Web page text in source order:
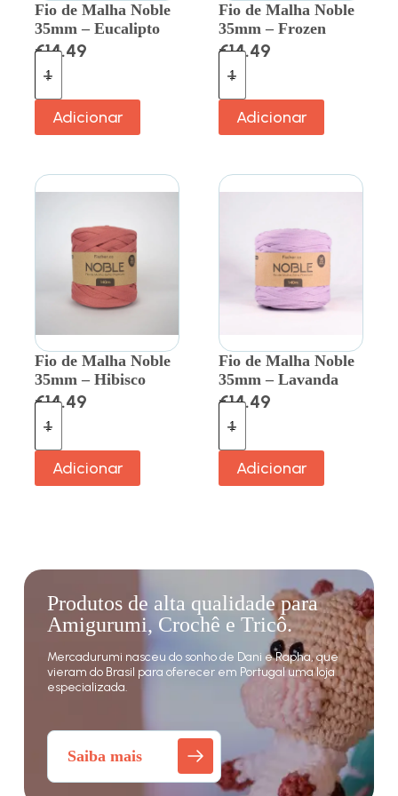
Fio de Malha Noble
35mm – Eucalipto
€14.49
Adicionar
Fio de Malha Noble
35mm – Frozen
€14.49
Adicionar
Fio de Malha Noble
35mm – Hibisco
€14.49
Adicionar
Fio de Malha Noble
35mm – Lavanda
€14.49
Adicionar
Produtos de alta qualidade para
Amigurumi, Crochê e Tricô.
Mercadurumi nasceu do sonho de Dani e Rapha, que
vieram do Brasil para oferecer em Portugal uma loja
especializada.
Saiba mais